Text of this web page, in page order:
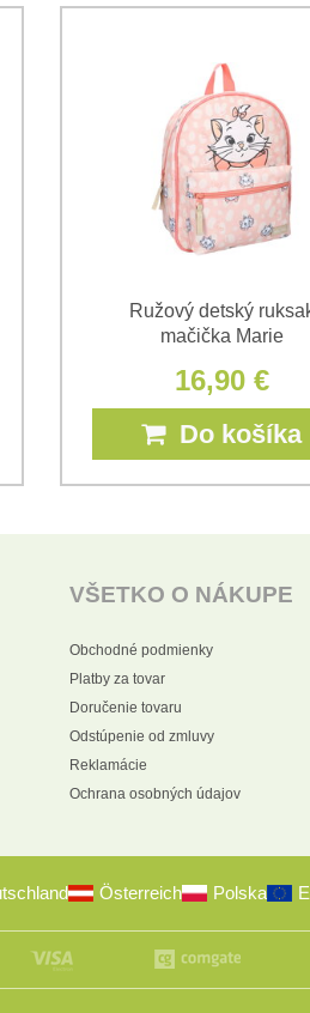
Oboznámil som sa s
Ružový detský
mačička Marie
16,90 €
Do košíka
VŠETKO O NÁKUPE
Obchodné podmienky
Platby za tovar
Doručenie tovaru
Odstúpenie od zmluvy
Reklamácie
Ochrana osobných údajov
Österreich Polska